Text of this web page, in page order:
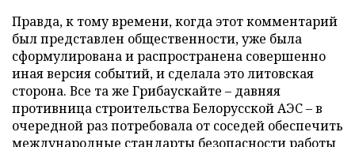
Правда, к тому времени, когда этот комментарий
был представлен общественности, уже была
сформулирована и распространена совершенно
иная версия событий, и сделала это литовская
сторона. Все та же Грибаускайте – давняя
противница строительства Белорусской АЭС – в
очередной раз потребовала от соседей обеспечить
международные стандарты безопасности работы